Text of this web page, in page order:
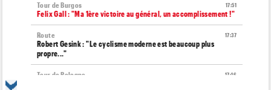
17:51
Tour de Burgos
Felix Gall : "Ma 1ère victoire au général, un accomplissement !"
17:37
Route
Robert Gesink : "Le cyclisme moderne est beaucoup plus
propre..."
17:16
Tour de Pologne